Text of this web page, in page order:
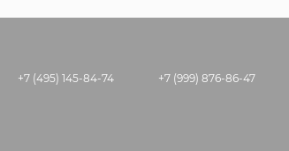
+7 (495) 145-84-74 +7 (999) 876-86-47